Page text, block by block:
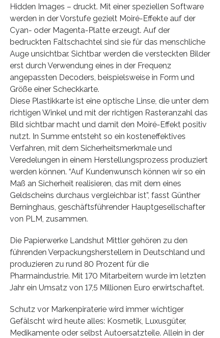
Hidden Images – druckt. Mit einer speziellen Software
werden in der Vorstufe gezielt Moiré-Effekte auf der
Cyan- oder Magenta-Platte erzeugt. Auf der
bedruckten Faltschachtel sind sie für das menschliche
Auge unsichtbar. Sichtbar werden die versteckten Bilder
erst durch Verwendung eines in der Frequenz
angepassten Decoders, beispielsweise in Form und
Größe einer Scheckkarte.
Diese Plastikkarte ist eine optische Linse, die unter dem
richtigen Winkel und mit der richtigen Rasteranzahl das
Bild sichtbar macht und damit den Moiré-Effekt positiv
nutzt. In Summe entsteht so ein kosteneffektives
Verfahren, mit dem Sicherheitsmerkmale und
Veredelungen in einem Herstellungsprozess produziert
werden können. “Auf Kundenwunsch können wir so ein
Maß an Sicherheit realisieren, das mit dem eines
Geldscheins durchaus vergleichbar ist”, fasst Günther
Berninghaus, geschäftsführender Hauptgesellschafter
von PLM, zusammen.
Die Papierwerke Landshut Mittler gehören zu den
führenden Verpackungsherstellern in Deutschland und
produzieren zu rund 80 Prozent für die
Pharmaindustrie. Mit 170 Mitarbeitern wurde im letzten
Jahr ein Umsatz von 17,5 Millionen Euro erwirtschaftet.
Schutz vor Markenpiraterie wird immer wichtiger
Gefälscht wird heute alles: Kosmetik, Luxusgüter,
Medikamente oder selbst Autoersatzteile. Allein in der